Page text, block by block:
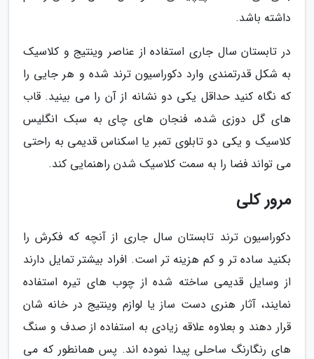
داشته باشد.
در تابستان سال جاری استفاده از عناصر وینتیج و کلاسیک
به شکل قدرتمندی وارد دکوراسیون ترند شده و هر جایی را
که نگاه کنید حداقل یکی دو نشانه از آن را می بینید. قاب
های گل دوزی شده، فنجان های چای به سبک انگلیس
کلاسیک و یکی دو تابلوی تمبر یا اسکناس قدیمی به راحتی
می تواند فضا را به سمت کلاسیک شدن راهنمایی کند.
مرور کلی
دکوراسیون ترند تابستان سال جاری از آنچه که فکرش را
بکنید ساده تر و کم هزینه تر است. افراد بیشتر تمایل دارند
از وسایل قدیمی ساخته شده از چوب های تیره استفاده
نمایند، آثار هنری دست ساز یا لوازم وینتیج در خانه شان
قرار دهند و بعلاوه علاقه زیادی به استفاده از صدف و سنگ
های رنگارنگ ساحلی پیدا نموده اند. پس همانطور که می